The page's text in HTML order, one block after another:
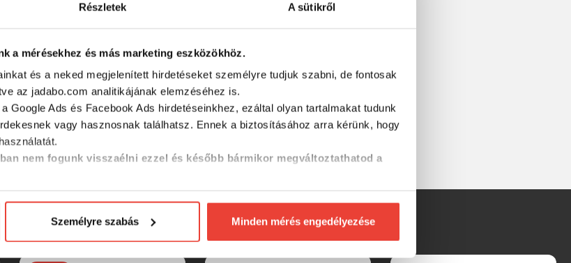
Részletek A sütikről
a mérésekhez és más marketing eszközökhöz.
és a neked megjelenített hirdetéseket személyre tudjuk szabni, de fontosak
az jadabo.com analitikájának elemzéséhez is.
Google Ads és Facebook Ads hirdetéseinkhez, ezáltal olyan tartalmakat tudunk
vagy hasznosnak találhatsz. Ennek a biztosításához arra kérünk, hogy
nem fogunk visszaélni ezzel és később bármikor megváltoztathatod a
Személyre szabás Minden mérés engedélyezése
SZINTÉN KIVÁLÓAK